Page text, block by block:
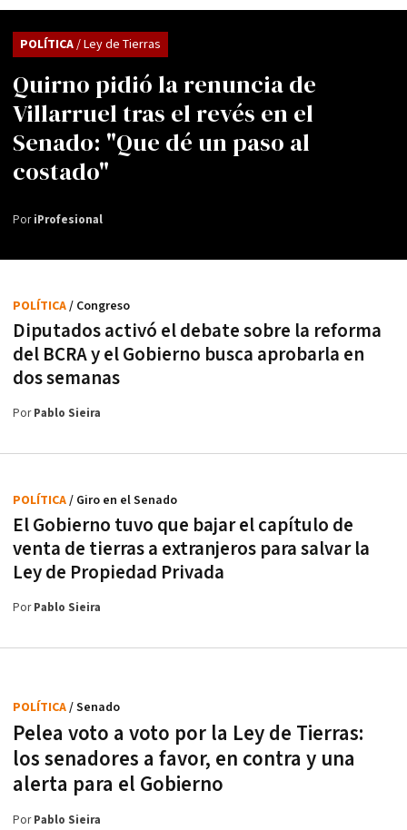
Quirno pidió la renuncia de
Villarruel tras el revés en el
Senado: "Que dé un paso al
costado"
POLÍTICA/ Ley de Tierras
PoriProfesional
Diputados activó el debate sobre la reforma
del BCRA y el Gobierno busca aprobarla en
dos semanas
POLÍTICA/ Congreso
PorPablo Sieira
El Gobierno tuvo que bajar el capítulo de
venta de tierras a extranjeros para salvar la
Ley de Propiedad Privada
POLÍTICA/ Giro en el Senado
PorPablo Sieira
Pelea voto a voto por la Ley de Tierras:
los senadores a favor, en contra y una
alerta para el Gobierno
POLÍTICA/ Senado
PorPablo Sieira